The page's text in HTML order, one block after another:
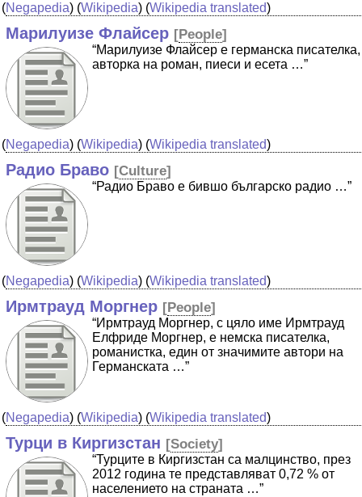
(Negapedia) (Wikipedia) (Wikipedia translated)
Марилуизе Флайсер [People]
“Марилуизе Флайсер е германска писателка,
авторка на роман, пиеси и есета …”
(Negapedia) (Wikipedia) (Wikipedia translated)
Радио Браво [Culture]
“Радио Браво е бившо българско радио …”
(Negapedia) (Wikipedia) (Wikipedia translated)
Ирмтрауд Моргнер [People]
“Ирмтрауд Моргнер, с цяло име Ирмтрауд
Елфриде Моргнер, е немска писателка,
романистка, един от значимите автори на
Германската …”
(Negapedia) (Wikipedia) (Wikipedia translated)
Турци в Киргизстан [Society]
“Турците в Киргизстан са малцинство, през
2012 година те представляват 0,72 % от
населението на страната …”